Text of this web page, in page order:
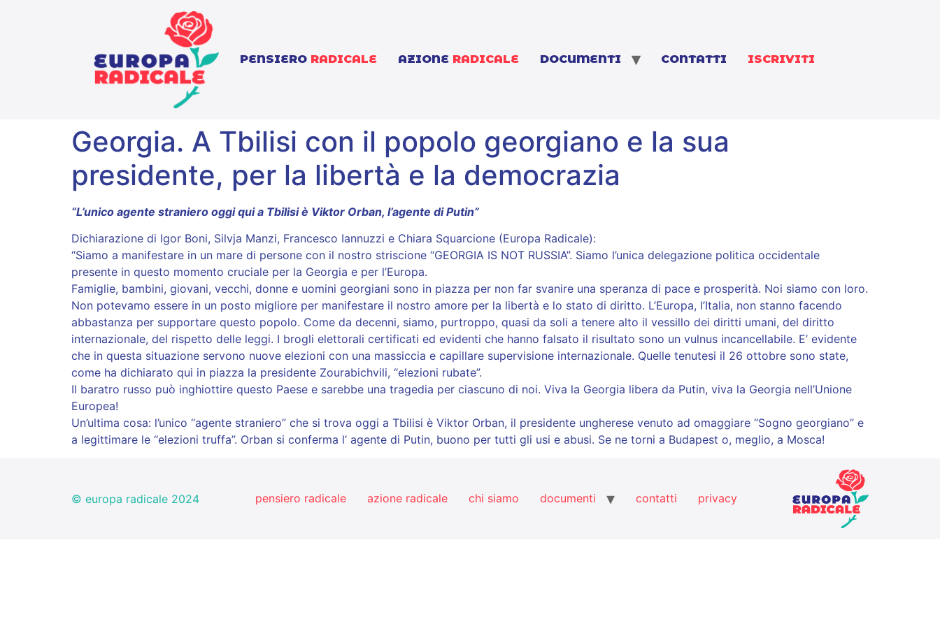
PENSIERO RADICALE AZIONE RADICALE DOCUMENTI CONTATTI ISCRIVITI
Georgia. A Tbilisi con il popolo georgiano e la sua
presidente, per la libertà e la democrazia
“L’unico agente straniero oggi qui a Tbilisi è Viktor Orban, l’agente di Putin”
Dichiarazione di Igor Boni, Silvja Manzi, Francesco Iannuzzi e Chiara Squarcione (Europa Radicale):
“Siamo a manifestare in un mare di persone con il nostro striscione “GEORGIA IS NOT RUSSIA”. Siamo l’unica delegazione politica occidentale
presente in questo momento cruciale per la Georgia e per l’Europa.
Famiglie, bambini, giovani, vecchi, donne e uomini georgiani sono in piazza per non far svanire una speranza di pace e prosperità. Noi siamo con loro.
Non potevamo essere in un posto migliore per manifestare il nostro amore per la libertà e lo stato di diritto. L’Europa, l’Italia, non stanno facendo
abbastanza per supportare questo popolo. Come da decenni, siamo, purtroppo, quasi da soli a tenere alto il vessillo dei diritti umani, del diritto
internazionale, del rispetto delle leggi. I brogli elettorali certificati ed evidenti che hanno falsato il risultato sono un vulnus incancellabile. E’ evidente
che in questa situazione servono nuove elezioni con una massiccia e capillare supervisione internazionale. Quelle tenutesi il 26 ottobre sono state,
come ha dichiarato qui in piazza la presidente Zourabichvili, “elezioni rubate”.
Il baratro russo può inghiottire questo Paese e sarebbe una tragedia per ciascuno di noi. Viva la Georgia libera da Putin, viva la Georgia nell’Unione
Europea!
Un’ultima cosa: l’unico “agente straniero” che si trova oggi a Tbilisi è Viktor Orban, il presidente ungherese venuto ad omaggiare “Sogno georgiano” e
a legittimare le “elezioni truffa”. Orban si conferma l’ agente di Putin, buono per tutti gli usi e abusi. Se ne torni a Budapest o, meglio, a Mosca!
pensiero radicale azione radicale chi siamo documenti contatti privacy
© europa radicale 2024